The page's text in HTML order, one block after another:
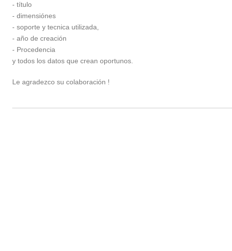
- título
- dimensiónes
- soporte y tecnica utilizada,
- año de creación
- Procedencia
y todos los datos que crean oportunos.
Le agradezco su colaboración !